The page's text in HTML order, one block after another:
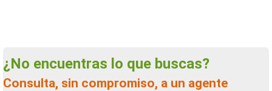
¿No encuentras lo que buscas?
Consulta, sin compromiso, a un agente